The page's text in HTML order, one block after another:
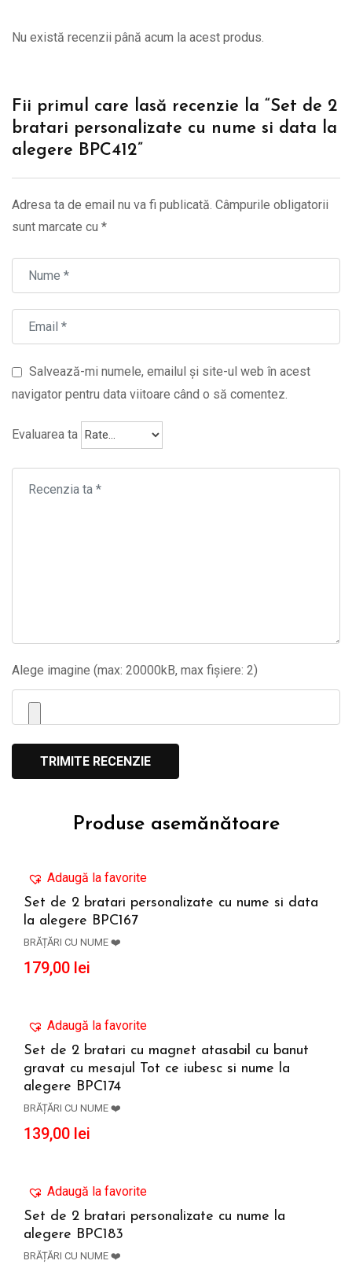
Nu există recenzii până acum la acest produs.
Fii primul care lasă recenzie la “Set de 2
bratari personalizate cu nume si data la
alegere BPC412”
Adresa ta de email nu va fi publicată. Câmpurile obligatorii
sunt marcate cu *
Salvează-mi numele, emailul și site-ul web în acest
navigator pentru data viitoare când o să comentez.
Evaluarea ta
Alege imagine (max: 20000kB, max fișiere: 2)
Produse asemănătoare
Adaugă la favorite
Set de 2 bratari personalizate cu nume si data
la alegere BPC167
BRĂȚĂRI CU NUME ❤️
179,00 lei
Adaugă la favorite
Set de 2 bratari cu magnet atasabil cu banut
gravat cu mesajul Tot ce iubesc si nume la
alegere BPC174
BRĂȚĂRI CU NUME ❤️
139,00 lei
Adaugă la favorite
Set de 2 bratari personalizate cu nume la
alegere BPC183
BRĂȚĂRI CU NUME ❤️